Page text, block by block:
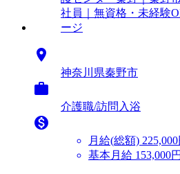

神奈川県秦野市

介護職/訪問入浴

月給(総額)
基本月給 153,000